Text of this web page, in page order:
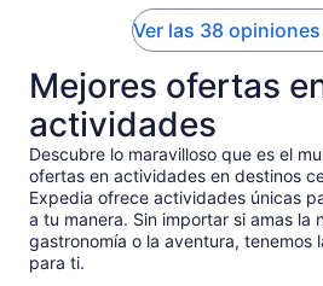
part was a let down. I can't say I
but I can't say I would either. It was
night but could stand an upgrade.
Ver las 38
Mejores ofertas
actividades
Descubre lo maravilloso que es el
ofertas en actividades en destinos
Expedia ofrece actividades únicas
a tu manera. Sin importar si amas la
gastronomía o la aventura, tenemos
para ti.